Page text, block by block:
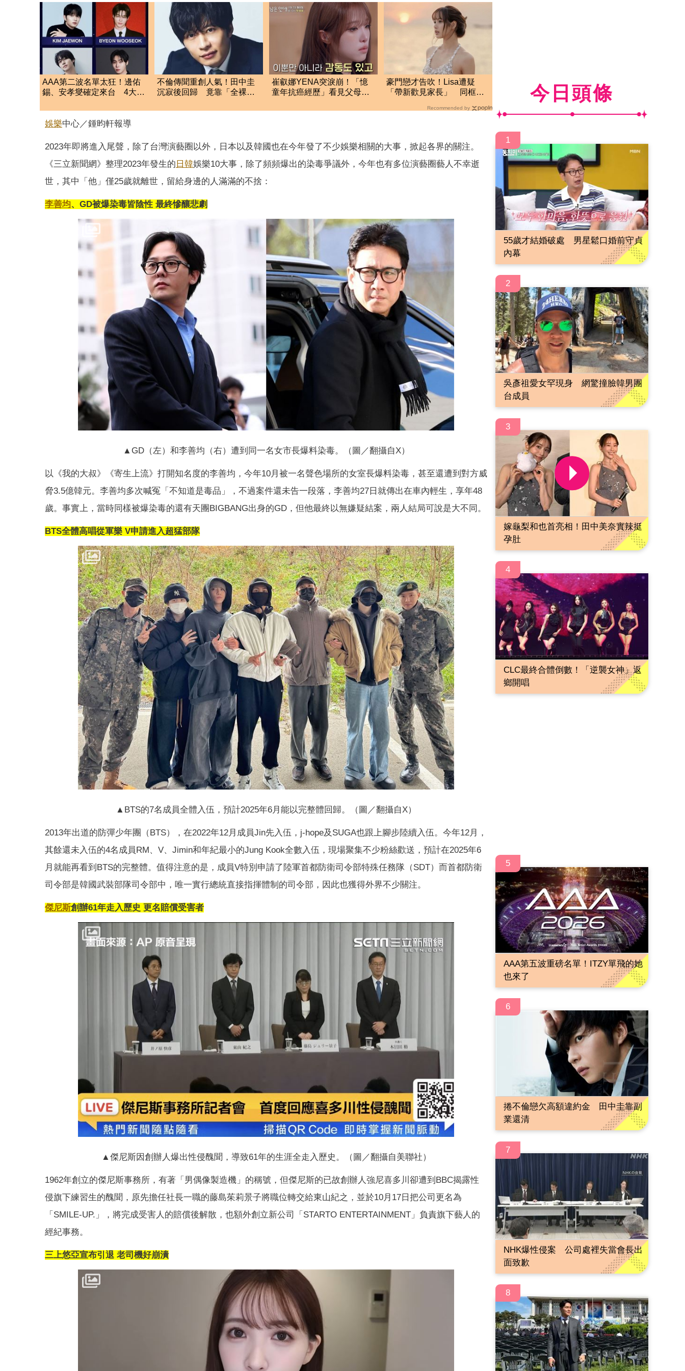
AAA第二波名單太狂！邊佑
錫、安孝燮確定來台 4大韓
不倫傳聞重創人氣！田中圭
沉寂後回歸 竟靠「全裸宣
崔叡娜YENA突淚崩！「憶
童年抗癌經歷」看見父母崩
豪門戀才告吹！Lisa遭疑
「帶新歡見家長」 同框互
Recommended by
娛樂中心／鍾昀軒報導
2023年即將進入尾聲，除了台灣演藝圈以外，日本以及韓國也在今年發了不少娛樂相關的大事，掀起各界的關注。
《三立新聞網》整理2023年發生的 日韓娛樂10大事，除了頻頻爆出的染毒爭議外，今年也有多位演藝圈藝人不幸逝
世，其中「他」僅25歲就離世，留給身邊的人滿滿的不捨：
李善均、GD被爆染毒皆陰性 最終慘釀悲劇
▲GD（左）和李善均（右）遭到同一名女市長爆料染毒。（圖／翻攝自X）
以《我的大叔》《寄生上流》打開知名度的李善均，今年10月被一名聲色場所的女室長爆料染毒，甚至還遭到對方威
脅3.5億韓元。李善均多次喊冤「不知道是毒品」，不過案件還未告一段落，李善均27日就傳出在車內輕生，享年48
歲。事實上，當時同樣被爆染毒的還有天團BIGBANG出身的GD，但他最終以無嫌疑結案，兩人結局可說是大不同。
BTS全體高唱從軍樂 V申請進入超猛部隊
▲BTS的7名成員全體入伍，預計2025年6月能以完整體回歸。（圖／翻攝自X）
2013年出道的防彈少年團（BTS），在2022年12月成員Jin先入伍，j-hope及SUGA也跟上腳步陸續入伍。今年12月，
其餘還未入伍的4名成員RM、V、Jimin和年紀最小的Jung Kook全數入伍，現場聚集不少粉絲歡送，預計在2025年6
月就能再看到BTS的完整體。值得注意的是，成員V特別申請了陸軍首都防衛司令部特殊任務隊（SDT）而首都防衛
司令部是韓國武裝部隊司令部中，唯一實行總統直接指揮體制的司令部，因此也獲得外界不少關注。
傑尼斯創辦61年走入歷史 更名賠償受害者
▲傑尼斯因創辦人爆出性侵醜聞，導致61年的生涯全走入歷史。（圖／翻攝自美聯社）
1962年創立的傑尼斯事務所，有著「男偶像製造機」的稱號，但傑尼斯的已故創辦人強尼喜多川卻遭到BBC揭露性
侵旗下練習生的醜聞，原先擔任社長一職的藤島茱莉景子將職位轉交給東山紀之，並於10月17日把公司更名為
「SMILE-UP.」，將完成受害人的賠償後解散，也額外創立新公司「STARTO ENTERTAINMENT」負責旗下藝人的
經紀事務。
三上悠亞宣布引退 老司機好崩潰
今日頭條
1
55歲才結婚破處 男星鬆口婚前守貞
內幕
2
吳彥祖愛女罕現身 網驚撞臉韓男團
台成員
3
嫁龜梨和也首亮相！田中美奈實辣挺
孕肚
4
CLC最終合體倒數！「逆襲女神」返
鄉開唱
5
AAA第五波重磅名單！ITZY單飛的她
也來了
6
捲不倫戀欠高額違約金 田中圭靠副
業還清
7
NHK爆性侵案 公司處裡失當會長出
面致歉
8